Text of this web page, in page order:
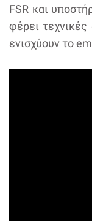
FSR και
φέρει τεχνικές
ενισχύουν το